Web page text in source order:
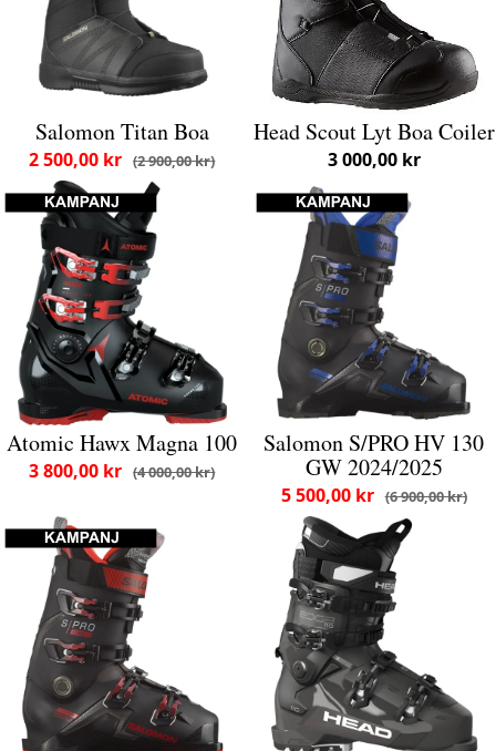
Salomon Titan Boa
2 900,00 kr
2 500,00 kr
Head Scout Lyt Boa Coiler
3 000,00 kr
Atomic Hawx Magna 100
4 000,00 kr
3 800,00 kr
Salomon S/PRO HV 130
GW 2024/2025
6 900,00 kr
5 500,00 kr